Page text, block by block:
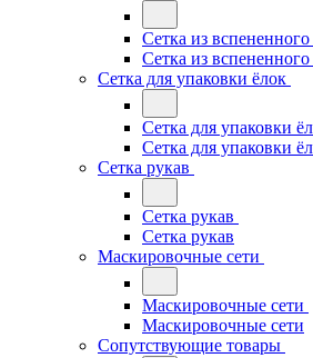
Сетка из
Сетка из
Сетка для упаковки ёлок
Сетка для упаковки
Сетка для упаковки
Сетка рукав
Сетка рукав
Сетка рукав
Маскировочные сети
Маскировочные сети
Маскировочные сети
Сопутствующие товары